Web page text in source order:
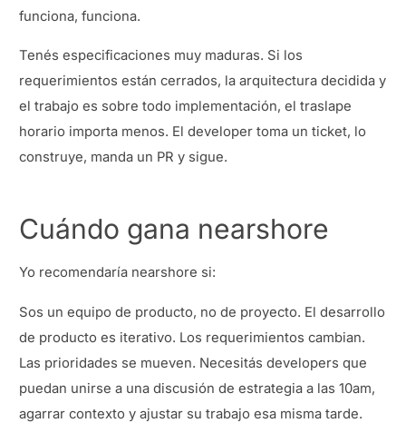
funciona, funciona.
Tenés especificaciones muy maduras. Si los
requerimientos están cerrados, la arquitectura decidida y
el trabajo es sobre todo implementación, el traslape
horario importa menos. El developer toma un ticket, lo
construye, manda un PR y sigue.
Cuándo gana nearshore
Yo recomendaría nearshore si:
Sos un equipo de producto, no de proyecto. El desarrollo
de producto es iterativo. Los requerimientos cambian.
Las prioridades se mueven. Necesitás developers que
puedan unirse a una discusión de estrategia a las 10am,
agarrar contexto y ajustar su trabajo esa misma tarde.